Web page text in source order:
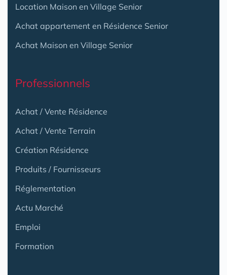
Location Maison en Village Senior
Achat appartement en Résidence Senior
Achat Maison en Village Senior
Professionnels
Achat / Vente Résidence
Achat / Vente Terrain
Création Résidence
Produits / Fournisseurs
Réglementation
Actu Marché
Emploi
Formation